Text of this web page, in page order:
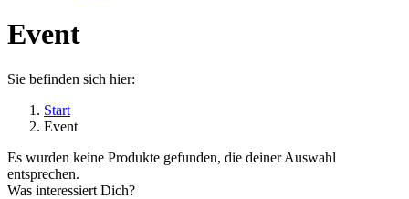
Event
Sie befinden sich hier:
Start
Event
Es wurden keine Produkte gefunden, die deiner Auswahl
entsprechen.
Was interessiert Dich?